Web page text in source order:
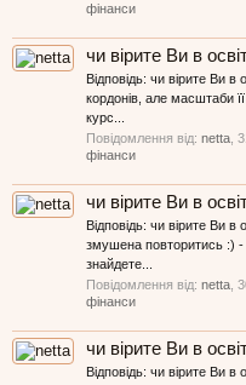
фінанси
чи вірите Ви в
Відповідь: чи вірите Ви в
кордонів, але масштаби
курс...
Повідомлення від: netta
фінанси
чи вірите Ви в
Відповідь: чи вірите Ви
змушена повторитись :)
знайдете...
Повідомлення від: netta
фінанси
чи вірите Ви в
Відповідь: чи вірите Ви